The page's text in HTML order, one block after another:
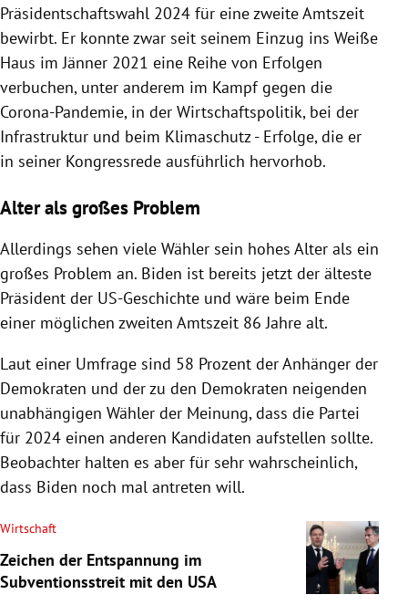
Präsidentschaftswahl 2024 für eine zweite Amtszeit
bewirbt. Er konnte zwar seit seinem Einzug ins Weiße
Haus im Jänner 2021 eine Reihe von Erfolgen
verbuchen, unter anderem im Kampf gegen die
Corona-Pandemie, in der Wirtschaftspolitik, bei der
Infrastruktur und beim Klimaschutz - Erfolge, die er
in seiner Kongressrede ausführlich hervorhob.
Alter als großes Problem
Allerdings sehen viele Wähler sein hohes Alter als ein
großes Problem an. Biden ist bereits jetzt der älteste
Präsident der US-Geschichte und wäre beim Ende
einer möglichen zweiten Amtszeit 86 Jahre alt.
Laut einer Umfrage sind 58 Prozent der Anhänger der
Demokraten und der zu den Demokraten neigenden
unabhängigen Wähler der Meinung, dass die Partei
für 2024 einen anderen Kandidaten aufstellen sollte.
Beobachter halten es aber für sehr wahrscheinlich,
dass Biden noch mal antreten will.
Wirtschaft
Zeichen der Entspannung im
Subventionsstreit mit den USA